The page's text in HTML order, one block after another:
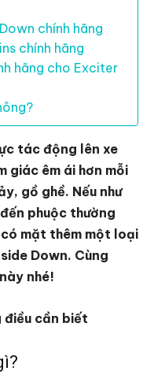
chính hãng
chính hãng
hãng cho Exciter
tác động lên xe
giác êm ái hơn mỗi
gồ ghề. Nếu như
phuộc thường
mặt thêm một loại
Down. Cùng
nhé!
điều cần biết